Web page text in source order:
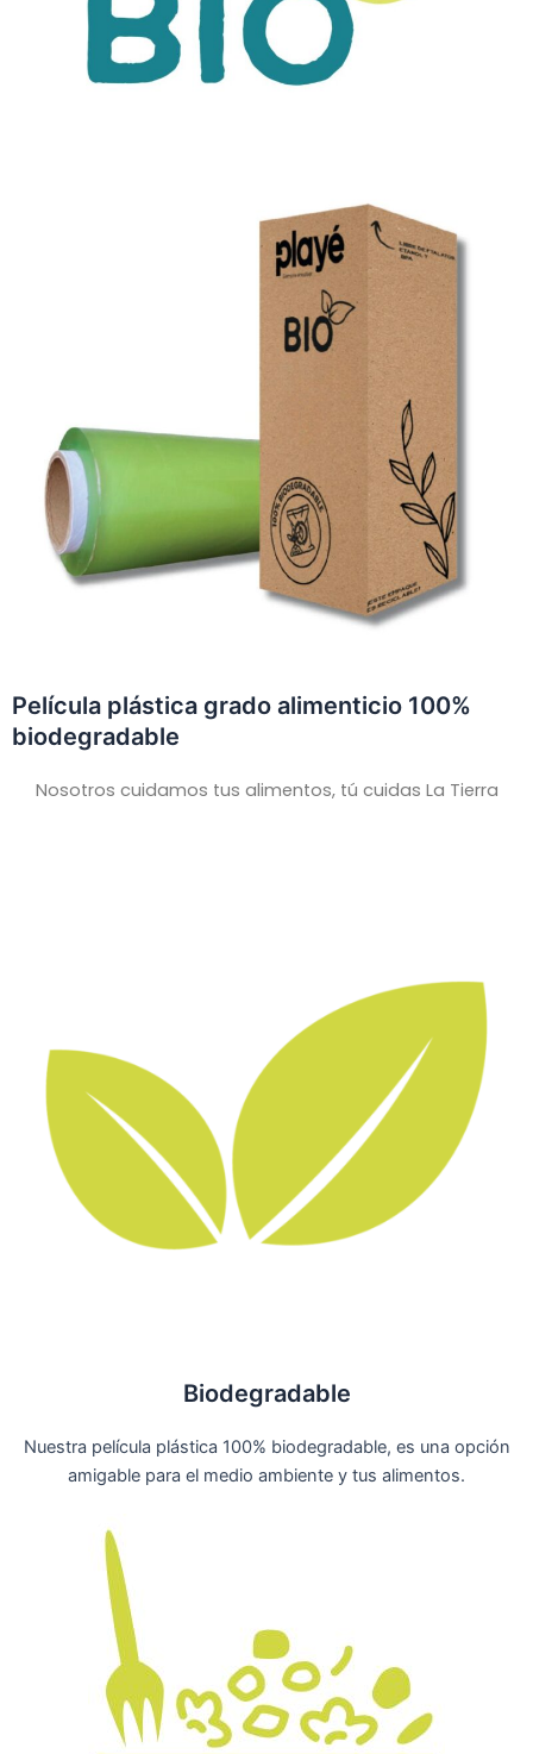
Película plástica grado alimenticio 100%
biodegradable
Nosotros cuidamos tus alimentos, tú cuidas La Tierra
Biodegradable
Nuestra película plástica 100% biodegradable, es una opción
amigable para el medio ambiente y tus alimentos.